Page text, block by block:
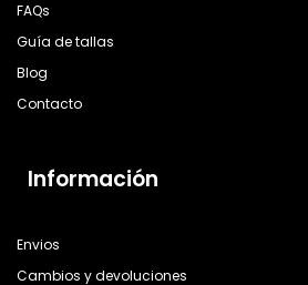
FAQs
Guía de tallas
Blog
Contacto
Información
Envios
Cambios y devoluciones